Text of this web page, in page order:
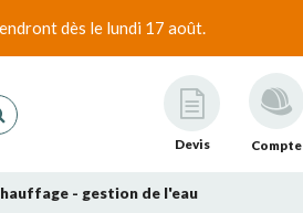
dès le lundi 17 août.
Devis Compte
- gestion de l'eau